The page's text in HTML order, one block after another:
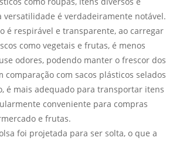
versatilidade é verdadeiramente notável.
é respirável e transparente, ao carregar
como vegetais e frutas, é menos
odores, podendo manter o frescor dos
comparação com sacos plásticos selados
é mais adequado para transportar itens
conveniente para compras
e frutas.
foi projetada para ser solta, o que a